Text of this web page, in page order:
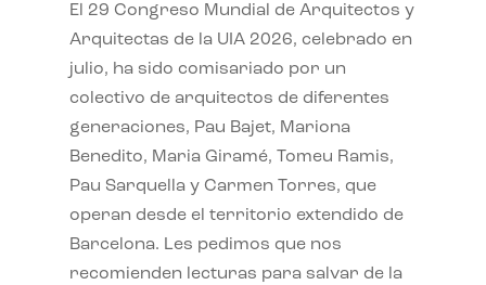
El 29 Congreso Mundial de Arquitectos y
Arquitectas de la UIA 2026, celebrado en
julio, ha sido comisariado por un
colectivo de arquitectos de diferentes
generaciones, Pau Bajet, Mariona
Benedito, Maria Giramé, Tomeu Ramis,
Pau Sarquella y Carmen Torres, que
operan desde el territorio extendido de
Barcelona. Les pedimos que nos
recomienden lecturas para salvar de la